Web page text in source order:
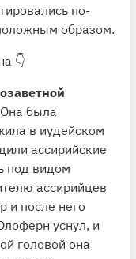
по-
образом.
👇
была
в иудейском
ассирийские
под видом
ассирийцев
и после него
уснул, и
головой она